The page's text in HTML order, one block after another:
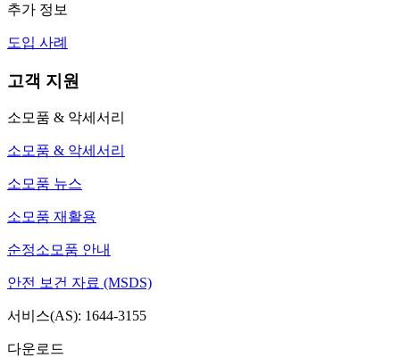
추가 정보
도입 사례
고객 지원
소모품 & 악세서리
소모품 & 악세서리
소모품 뉴스
소모품 재활용
순정소모품 안내
안전 보건 자료 (MSDS)
서비스(AS): 1644-3155
다운로드